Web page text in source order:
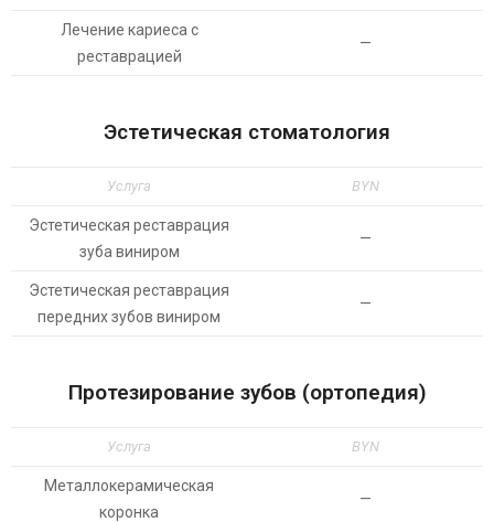
Лечение кариеса с
реставрацией
—
Эстетическая стоматология
Услуга BYN
Эстетическая реставрация
зуба виниром
—
Эстетическая реставрация
передних зубов виниром
—
Протезирование зубов (ортопедия)
Услуга BYN
Металлокерамическая
коронка
—